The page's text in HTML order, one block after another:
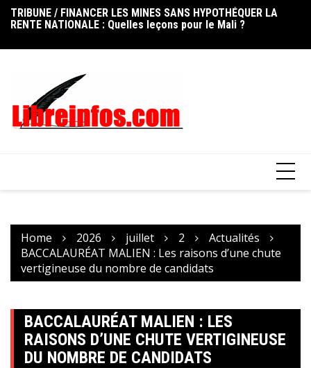
SkipUNION AFRICAINE DES TÉLÉCOMMUNICATIONS : Le Mali réélu
au Conseil d’administration de l’UAT
Home 2026 juillet 2
Actualités
BACCALAURÉAT MALIEN : Les raisons d’une chute
vertigineuse du nombre de candidats
BACCALAURÉAT MALIEN : LES
RAISONS D’UNE CHUTE VERTIGINEUSE
DU NOMBRE DE CANDIDATS